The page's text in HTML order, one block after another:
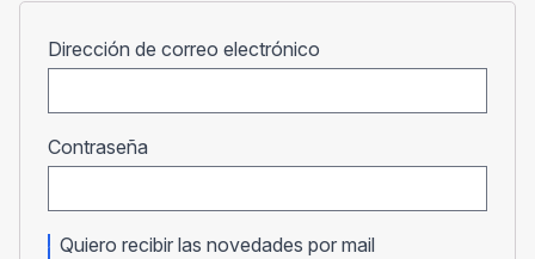
Dirección de correo electrónico
Contraseña
Quiero recibir las novedades por mail